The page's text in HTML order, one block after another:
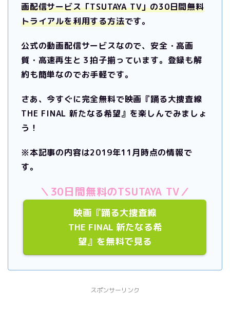
画配信サービス「TSUTAYA TV」の30日間無料
トライアルを利用する方法です。
公式の動画配信サービスなので、安全・高画
質・高速再生と３拍子揃っています。 登録も解
約も簡単なのでお手軽です。
さあ、今すぐに完全無料で映画『踊る大捜査線
THE FINAL 新たなる希望』を楽しんでみましょ
う！
※本記事の内容は2019年11月時点の情報で
す。
＼30日間無料のTSUTAYA TV／
映画『踊る大捜査線
THE FINAL 新たなる希
望』を無料で見る
スポンサーリンク